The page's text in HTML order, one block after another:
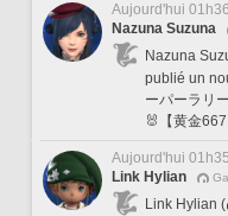
Aujourd'hui 01h36
Nazuna Suzuna
Nazuna
publié un
ーパーラリ
🐰【黄金
Aujourd'hui 01h35
Link Hylian
Link Hylian (